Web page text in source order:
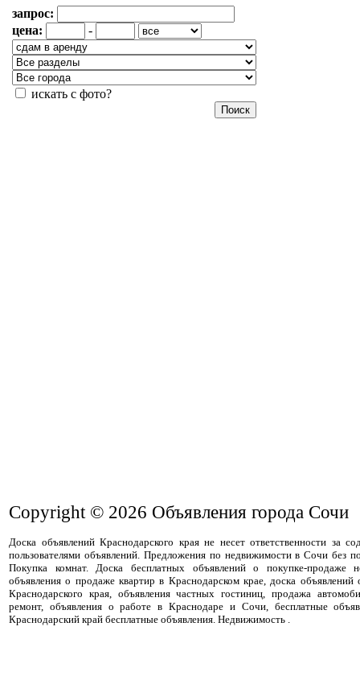
запрос:
цена:
-
искать с фото?
Copyright © 2026 Объявления города Сочи
Доска объявлений Краснодарского края не несет ответственности за
пользователями объявлений. Предложения по недвижимости в Сочи без
Покупка комнат. Доска бесплатных объявлений о покупке-продаже
объявления о продаже квартир в Краснодарском крае, доска
Краснодарского края, объявления частных гостиниц, продажа
ремонт, объявления о работе в Краснодаре и Сочи, бесплатные
Краснодарский край бесплатные объявления. Недвижимость .